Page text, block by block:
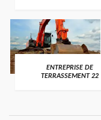
ENTREPRISE DE
TERRASSEMENT 22